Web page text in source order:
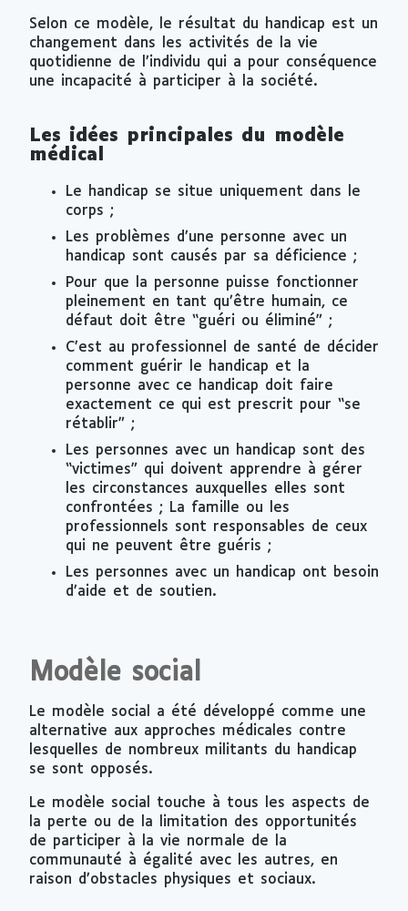
Selon ce modèle, le résultat du handicap est un
changement dans les activités de la vie
quotidienne de l’individu qui a pour conséquence
une incapacité à participer à la société.
Les idées principales du modèle
médical
Le handicap se situe uniquement dans le
corps ;
Les problèmes d’une personne avec un
handicap sont causés par sa déficience ;
Pour que la personne puisse fonctionner
pleinement en tant qu’être humain, ce
défaut doit être “guéri ou éliminé” ;
C’est au professionnel de santé de décider
comment guérir le handicap et la
personne avec ce handicap doit faire
exactement ce qui est prescrit pour “se
rétablir” ;
Les personnes avec un handicap sont des
“victimes” qui doivent apprendre à gérer
les circonstances auxquelles elles sont
confrontées ; La famille ou les
professionnels sont responsables de ceux
qui ne peuvent être guéris ;
Les personnes avec un handicap ont besoin
d’aide et de soutien.
Modèle social
Le modèle social a été développé comme une
alternative aux approches médicales contre
lesquelles de nombreux militants du handicap
se sont opposés.
Le modèle social touche à tous les aspects de
la perte ou de la limitation des opportunités
de participer à la vie normale de la
communauté à égalité avec les autres, en
raison d’obstacles physiques et sociaux.